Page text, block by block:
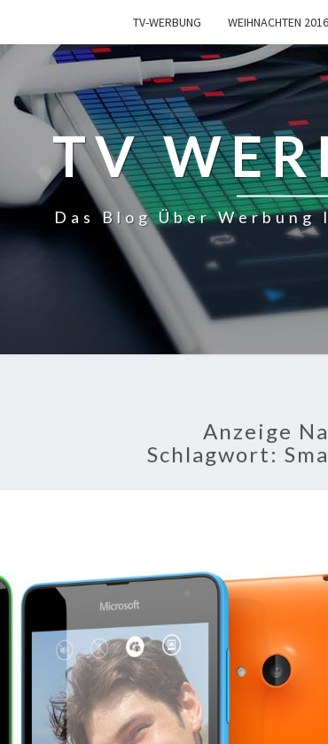
TV-WERBUNG WEIHNACHTEN 2016
TV
Das Blog Über Werbung
Anzeige
Schlagwort: